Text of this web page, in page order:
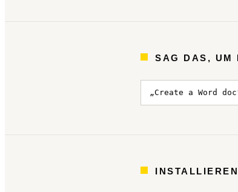
SAG DAS, UM
„Create a Word
INSTALLIEREN